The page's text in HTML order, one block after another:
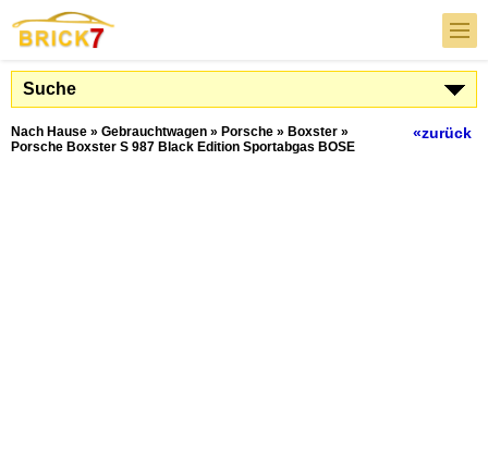
Suche
«zurück
Nach Hause » Gebrauchtwagen » Porsche » Boxster »
Porsche Boxster S 987 Black Edition Sportabgas BOSE